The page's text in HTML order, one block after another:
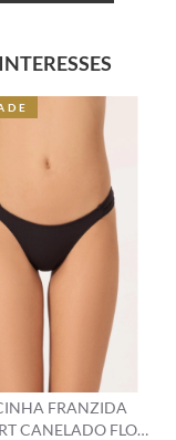
CALCINHA
COMFORT